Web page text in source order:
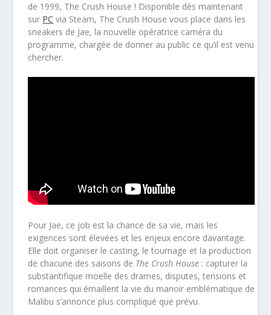
de 1999, The Crush House ! Disponible dès maintenant
sur PC via Steam, The Crush House vous place dans les
sneakers de Jae, la nouvelle opératrice caméra du
programme, chargée de donner au public ce qu’il est venu
chercher.
Pour Jae, ce job est la chance de sa vie, mais les
exigences sont élevées et les enjeux encore davantage.
Elle doit organiser le casting, le tournage et la production
de chacune des saisons de The Crush House : capturer la
substantifique moelle des drames, disputes, tensions et
romances qui émaillent la vie du manoir emblématique de
Malibu s’annonce plus compliqué que prévu.